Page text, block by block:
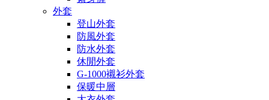
外套
登山外套
防風外套
防水外套
休閒外套
G-1000襯衫外套
保暖中層